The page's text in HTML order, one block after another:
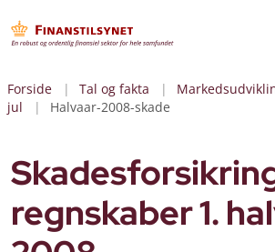
Forside Tal og fakta
jul
Halvaar-2008-skade
regnskaber 1.